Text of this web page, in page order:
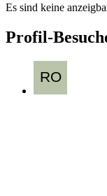
Es sind keine
Profil-